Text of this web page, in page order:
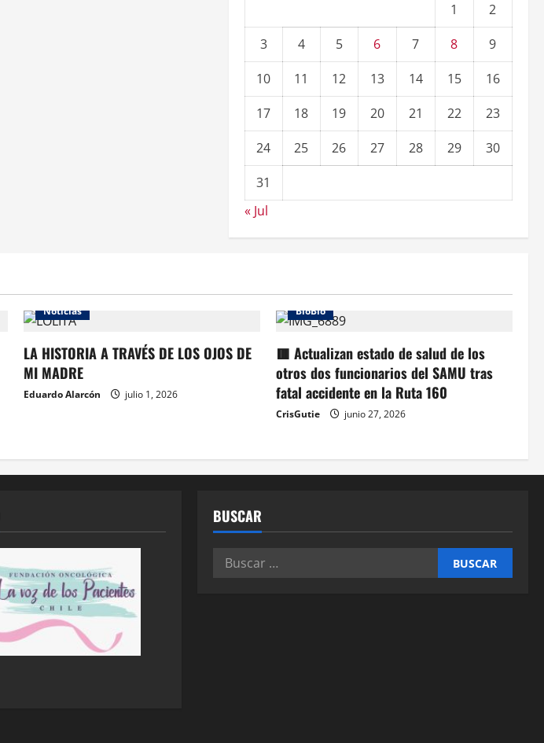
1
2
3
4 5 6 7 8
9
10
11 12 13 14 15
16
17
18 19 20 21 22
23
24
25 26 27 28 29
30
31
« Jul
Noticias
LA HISTORIA A TRAVÉS DE LOS OJOS DE
MI MADRE
Eduardo Alarcón julio 1, 2026
BioBio
🟥 Actualizan estado de salud de los
otros dos funcionarios del SAMU tras
fatal accidente en la Ruta 160
CrisGutie junio 27, 2026
BUSCAR